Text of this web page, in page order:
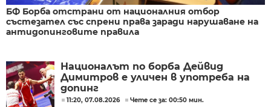
БФ Борба отстрани от националния отбор
състезател със спрени права заради нарушаване на
антидопинговите правила
Националът по борба Дейвид
Димитров е уличен в употреба на
допинг
11:20, 07.08.2026 Чете се за: 00:50 мин.